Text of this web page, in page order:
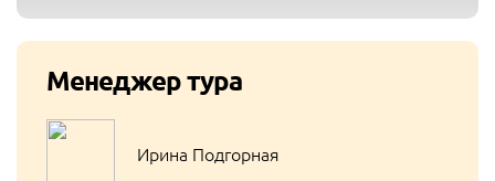
Менеджер тура
Ирина Подгорная